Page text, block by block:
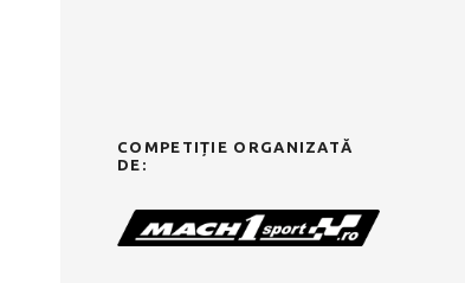
COMPETIȚIE ORGANIZATĂ
DE: